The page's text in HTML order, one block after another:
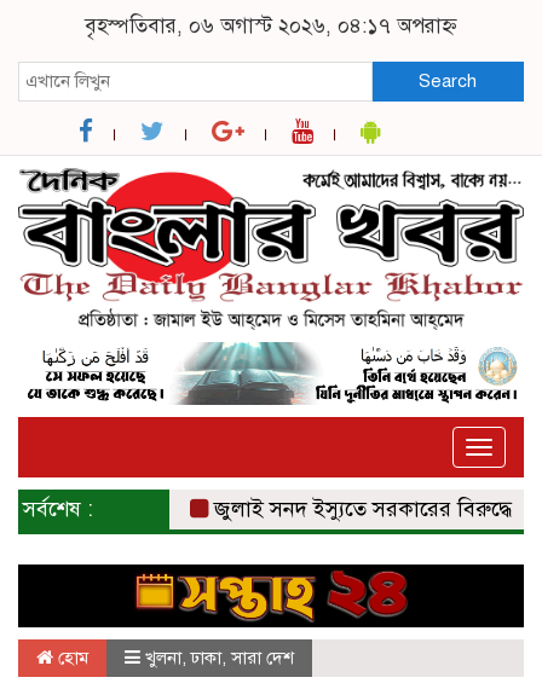
বৃহস্পতিবার, ০৬ অগাস্ট ২০২৬, ০৪:১৭ অপরাহ্ন
Search
Toggle
সর্বশেষ : জুলাই সনদ ইস্যুতে সরকারের বিরুদ্ধে
হোম খুলনা,ঢাকা,সারা দেশ